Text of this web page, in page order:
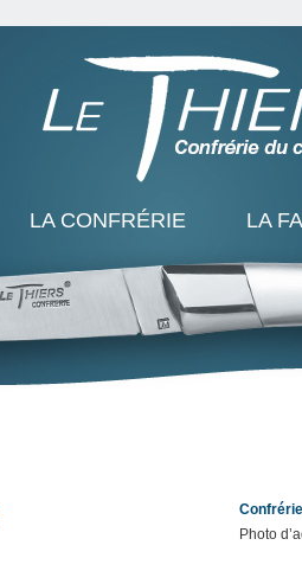
LA CONFRÉRIE LA
Confrérie
Photo